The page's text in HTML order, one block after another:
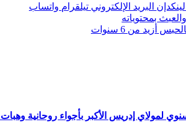
لينكدإن البريد الإلكتروني تيلقرام واتساب
بمحتوياته
أزيد من 6 سنوات
لمولاي إدريس الأكبر بأجواء روحانية